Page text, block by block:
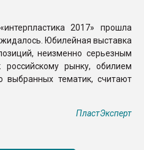
2017» прошла
Юбилейная выставка
неизменно серьезным
рынку, обилием
выбранных тематик, считают
ПластЭксперт